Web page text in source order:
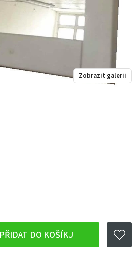
PŘIDAT DO KOŠÍKU
Zobrazit galerii